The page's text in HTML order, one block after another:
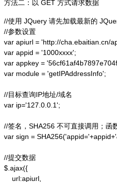
方法二：以 GET 方式请求数据
//使用 JQuery 请先加载最新的
//参数设置
var apiurl = 'http://cha.ebaitian.cn/
var appid = '1000xxxx';
var appkey =
var module = 'getIPAddressInfo';
//目标查询IP地址/域名
var ip='127.0.0.1';
//签名，SHA256 不可直接调用；
var sign =
//提交数据
$.ajax({
    url:apiurl,